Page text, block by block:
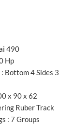
490
Hp
Bottom 4 Sides 3
x 90 x 62
Ruber Track
: 7 Groups